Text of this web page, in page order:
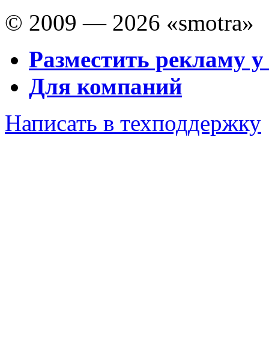
© 2009 — 2026 «smotra»
Разместить рекламу у
Для компаний
Написать в техподдержку